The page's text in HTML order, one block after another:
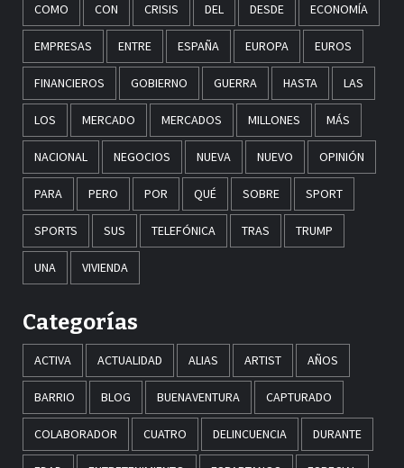
COMO CON CRISIS DEL DESDE ECONOMÍA
EMPRESAS ENTRE ESPAÑA EUROPA EUROS
FINANCIEROS GOBIERNO GUERRA HASTA LAS
LOS MERCADO MERCADOS MILLONES MÁS
NACIONAL NEGOCIOS NUEVA NUEVO OPINIÓN
PARA PERO POR QUÉ SOBRE SPORT
SPORTS SUS TELEFÓNICA TRAS TRUMP
UNA VIVIENDA
Categorías
ACTIVA ACTUALIDAD ALIAS ARTIST AÑOS
BARRIO BLOG BUENAVENTURA CAPTURADO
COLABORADOR CUATRO DELINCUENCIA DURANTE